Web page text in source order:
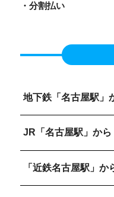
・分割払い
地下鉄「名古屋駅」
JR「名古屋駅」から
「近鉄名古屋駅」か